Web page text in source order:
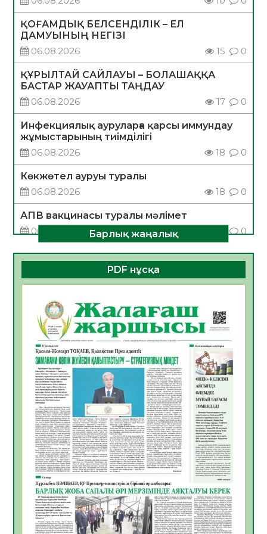
ҚОҒАМДЫҚ БЕЛСЕНДІЛІК – ЕЛ
ДАМУЫНЫҢ НЕГІЗІ
06.08.2026
15 0
ҚҰРЫЛТАЙ САЙЛАУЫ – БОЛАШАҚҚА
БАСТАР ЖАУАПТЫ ТАҢДАУ
06.08.2026
17 0
Инфекциялық ауруларға қарсы иммундау
жұмыстарының тиімділігі
06.08.2026
18 0
Көкжөтел ауруы туралы
06.08.2026
18 0
АПВ вакцинасы туралы мәлімет
06.08.2026
0
Open Air: Қызылорда облысы полиция
департаменті 20 мыңнан астам
көрерменнің қауіпсіздігін қамтамасыз етті
ҚЫЗЫЛОРДАДА «САНАЛЫ ҰРПАҚ –
ЖАРҚЫН БОЛАШАҚ» АТТЫ КЕҢЕЙТІЛГЕН
МӘЖІЛІС ӨТТІ
05.08.2026
30
Қазақстан Орталық Азиядағы көшуге ең
қолайлы ел атанды
05.08.2026
32
Өрт қауіпсіздігі талаптарын сақтау – әр
азаматтың міндеті
05.08.2026
32
Руслан Рүстемұлы облыс әкімінің
кеңесшісі болып тағайындалды
05.08.2026
29
Цифрландыру саласын дамыту аясында
Барлық жаңалық
PDF нұсқа